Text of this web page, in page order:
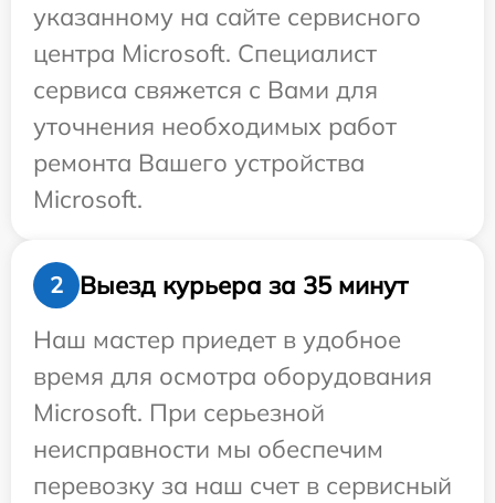
указанному на сайте сервисного
центра Microsoft. Специалист
сервиса свяжется с Вами для
уточнения необходимых работ
ремонта Вашего устройства
Microsoft.
2
Выезд курьера за 35 минут
Наш мастер приедет в удобное
время для осмотра оборудования
Microsoft. При серьезной
неисправности мы обеспечим
перевозку за наш счет в сервисный